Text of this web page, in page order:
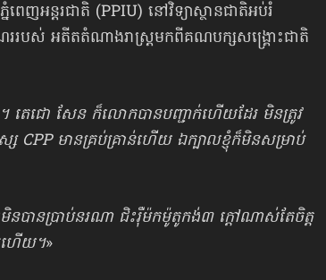
អន្តរជាតិ (PPIU) នៅវិទ្យាស្ថានជាតិអប់រំ
បស់ អតីតតំណាងរាស្ត្រ​មកពីគណបក្សសង្គ្រោះជាតិ
េជោ សែន ក៏លោកបានបញ្ជាក់ហើយដែរ មិនត្រូវ
CPP មានគ្រប់គ្រាន់ហើយ ឯក្បាលខ្ញុំក៏មិនសម្រាប់
បានប្រាប់នរណា ជិះរ៉ឺម៉កម៉ូតូកង់៣ ក្តៅណាស់តែចិត្ត
ហើយ។»